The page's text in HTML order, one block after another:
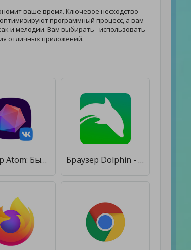
ваше время. Ключевое несходство
программный процесс, а вам
и мелодии. Вам выбирать - использовать
отличных приложений.
Браузер Atom: Быстрый браузер и поиск в интернете [Premium] Браузер Dolphin - AdBlock, Быстро и прайвеси